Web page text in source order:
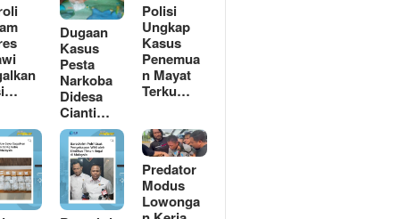
Dugaan
Kasus
Pesta
Narkoba
Didesa
Cianti…
Polisi
Ungkap
Kasus
Penemua
n Mayat
Terku…
Predator
Modus
Lowonga